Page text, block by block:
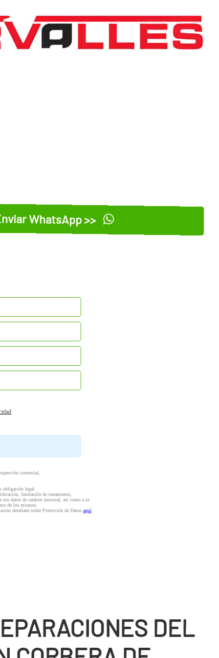
WhatsApp >>
.
comercial,
obligación legal.
limitación de tratamiento,
datos de carácter personal, así como a la
de los mismos.
detallada sobre Protección de Datos aquí.
DEL